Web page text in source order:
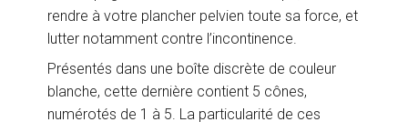
rendre à votre plancher pelvien toute sa force, et
lutter notamment contre l’incontinence.
Présentés dans une boîte discrète de couleur
blanche, cette dernière contient 5 cônes,
numérotés de 1 à 5. La particularité de ces